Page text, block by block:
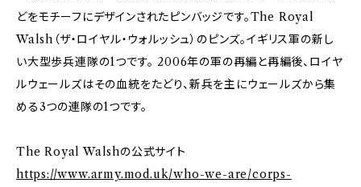
どをモチーフにデザインされたピンバッジです。The Royal
Walsh（ザ・ロイヤル・ウォルッシュ）のピンズ。イギリス軍の新し
い大型歩兵連隊の1つです。 2006年の軍の再編と再編後、ロイヤ
ルウェールズはその血統をたどり、新兵を主にウェールズから集
める3つの連隊の1つです。
The Royal Walshの公式サイト
https://www.army.mod.uk/who-we-are/corps-